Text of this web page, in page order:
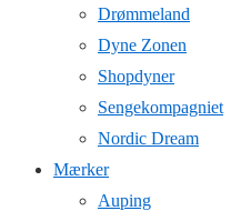
Drømmeland
Dyne Zonen
Shopdyner
Sengekompagniet
Nordic Dream
Mærker
Auping